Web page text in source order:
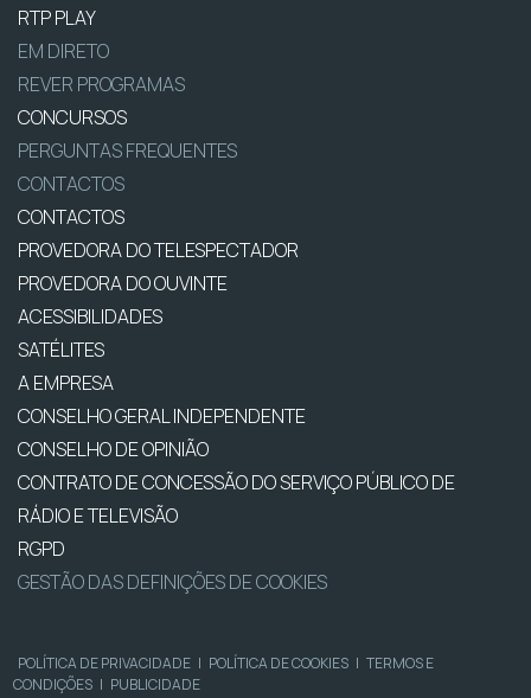
RTP PLAY
EM DIRETO
REVER PROGRAMAS
CONCURSOS
PERGUNTAS FREQUENTES
CONTACTOS
CONTACTOS
PROVEDORA DO TELESPECTADOR
PROVEDORA DO OUVINTE
ACESSIBILIDADES
SATÉLITES
A EMPRESA
CONSELHO GERAL INDEPENDENTE
CONSELHO DE OPINIÃO
CONTRATO DE CONCESSÃO DO SERVIÇO PÚBLICO DE
RÁDIO E TELEVISÃO
RGPD
GESTÃO DAS DEFINIÇÕES DE COOKIES
POLÍTICA DE PRIVACIDADE | POLÍTICA DE COOKIES | TERMOS E
CONDIÇÕES | PUBLICIDADE